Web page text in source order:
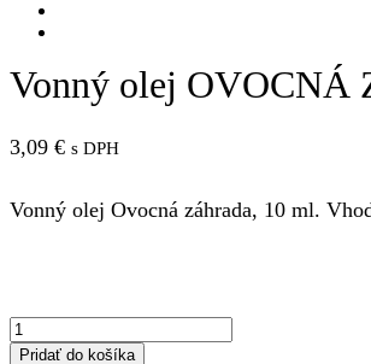
Vonný olej OVOCNÁ
3,09 € s DPH
Vonný olej Ovocná záhrada, 10 ml.
množstvo
Vonný
Pridať do košíka